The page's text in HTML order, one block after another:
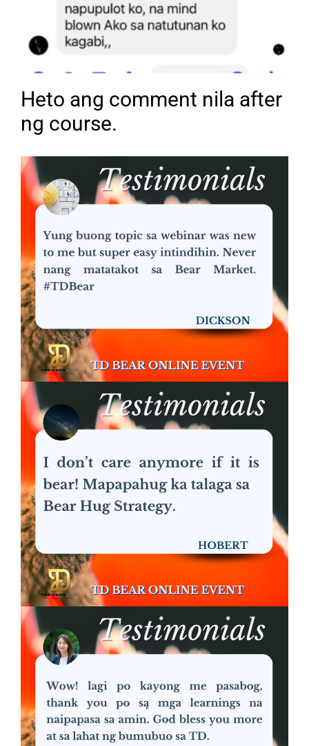
Heto ang comment nila after
ng course.